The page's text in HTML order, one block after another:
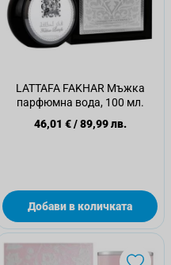
LATTAFA FAKHAR Мъжка
парфюмна вода, 100 мл.
46,01 €/89,99 лв.
Добави в количката